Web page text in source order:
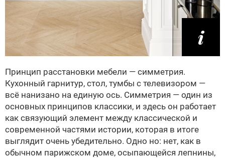
Принцип расстановки мебели — симметрия.
Кухонный гарнитур, стол, тумбы с телевизором —
всё нанизано на единую ось. Симметрия — один из
основных принципов классики, и здесь он работает
как связующий элемент между классической и
современной частями истории, которая в итоге
выглядит очень убедительно. Одно но: нет, как в
обычном парижском доме, осыпающейся лепнины,